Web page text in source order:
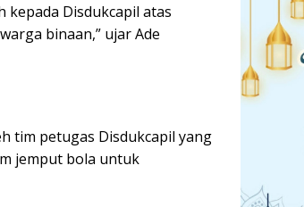
kepada Disdukcapil atas
binaan,” ujar Ade
tim petugas Disdukcapil yang
jemput bola untuk